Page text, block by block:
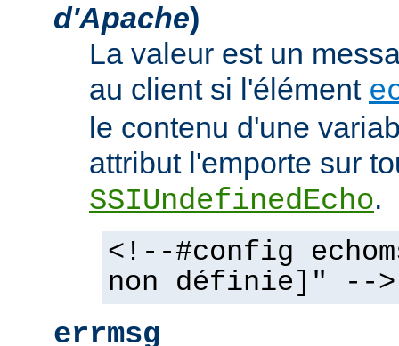
d'Apache)
La valeur est un
au client si l'élément
le contenu d'une
attribut l'emporte sur
SSIUndefinedEcho.
<!--#config
non définie]" -->
errmsg